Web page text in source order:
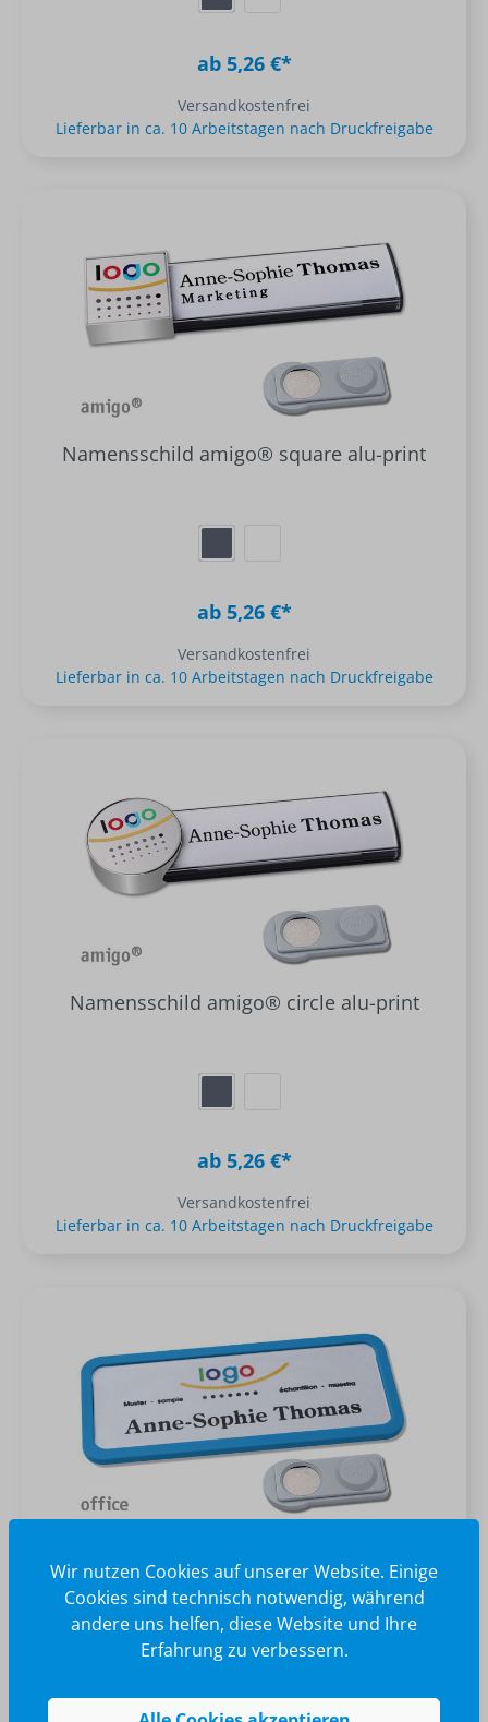
ab 5,26 €*
Versandkostenfrei
Lieferbar in ca. 10 Arbeitstagen nach Druckfreigabe
Namensschild amigo® square alu-print
ab 5,26 €*
Versandkostenfrei
Lieferbar in ca. 10 Arbeitstagen nach Druckfreigabe
Namensschild amigo® circle alu-print
ab 5,26 €*
Versandkostenfrei
Lieferbar in ca. 10 Arbeitstagen nach Druckfreigabe
ab 1,87 €*
Wir nutzen Cookies auf unserer Website. Einige
Cookies sind technisch notwendig, während
andere uns helfen, diese Website und Ihre
Erfahrung zu verbessern.